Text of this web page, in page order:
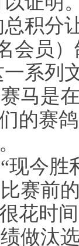
积分
会员
系列
马是
的赛
现今胜
赛前
花时
做汰